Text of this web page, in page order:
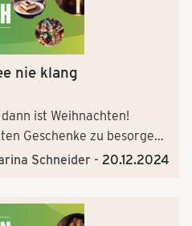
nie klang
ist Weihnachten!
Geschenke zu besorgen,
geschmückten
zu lüften. Da trifft es sich
Schneider - 20.12.2024